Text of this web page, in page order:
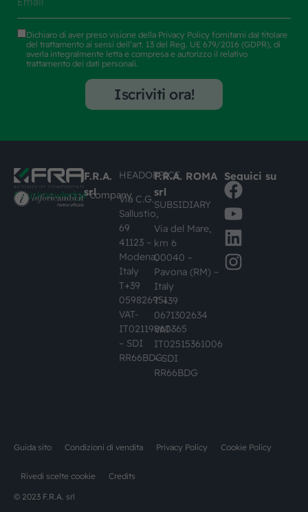
OLIO RENISO TRITON FUCHS SE 55 LT.1
2600980
Dichiaro di aver preso visione della Privacy Policy fornitami dal titolare
del trattamento ai sensi dell’art. 13 del Reg. UE 679/2016 (GDPR), di
averla integralmente letta e compresa e autorizzo il relativo
trattamento dei dati personali.
Iscriviti ora!
#busknowledgecompany
F.R.A.
srl
HEADOFFICE
Via C.G.
Sallustio,
69
41123 –
Modena,
Italy
T+39
059826951
VAT-
IT02119860365
– SDI
RR66BDG
F.R.A. ROMA
srl
SUBSIDIARY
Via del Mare,
km 6
00040 –
Pavona (RM) –
Italy
T +39
0671302634
VAT-
IT02515361006
– SDI
RR66BDG
Seguici su
© 2023 F.R.A. srl
Guida sito Condizioni di vendita Privacy Policy Cookie Policy
Rivedi scelte cookie Credits